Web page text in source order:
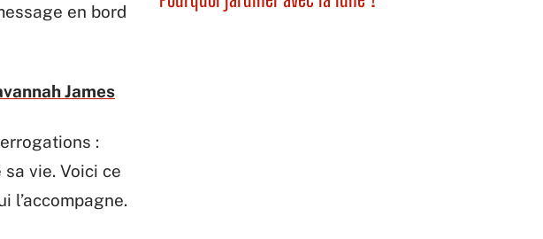
en bord
James
:
vie. Voici ce
l’accompagne.